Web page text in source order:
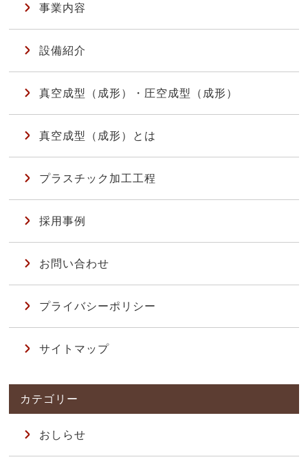
事業内容
設備紹介
真空成型（成形）・圧空成型（成形）
真空成型（成形）とは
プラスチック加工工程
採用事例
お問い合わせ
プライバシーポリシー
サイトマップ
おしらせ